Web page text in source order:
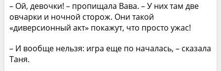
– Ой, девочки! – пропищала Вава. – У них там две
овчарки и ночной сторож. Они такой
«диверсионный акт» покажут, что просто ужас!
– И вообще нельзя: игра еще по началась, – сказала
Таня.